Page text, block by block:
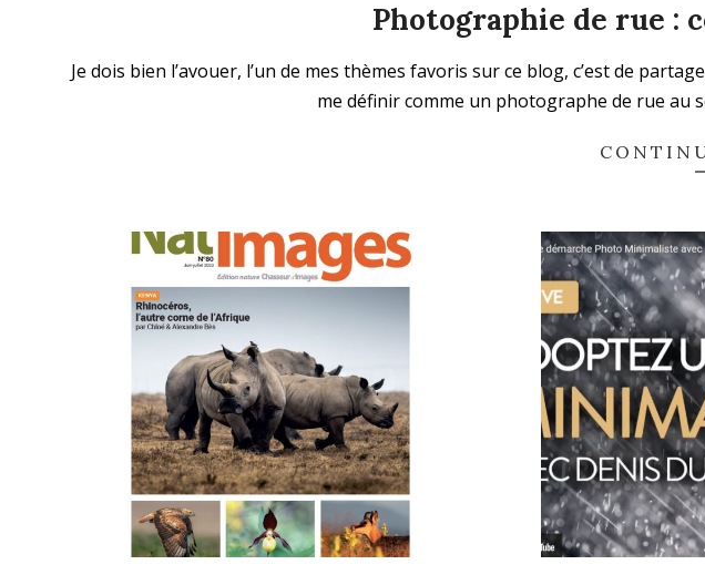
Photographie de rue :
11-
Je dois bien l’avouer, l’un de mes thèmes favoris sur ce blog, c’est de
me définir comme un photographe de rue au